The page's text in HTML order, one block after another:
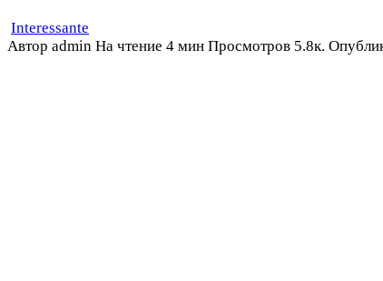
Interessante
Автор admin На чтение 4 мин Просмотров 5.8к.